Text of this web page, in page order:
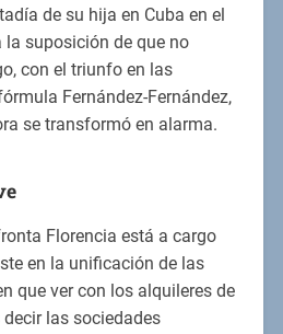
de su hija en Cuba en el
la suposición de que no
con el triunfo en las
Fernández-Fernández,
se transformó en alarma.
Florencia está a cargo
en la unificación de las
que ver con los alquileres de
las sociedades